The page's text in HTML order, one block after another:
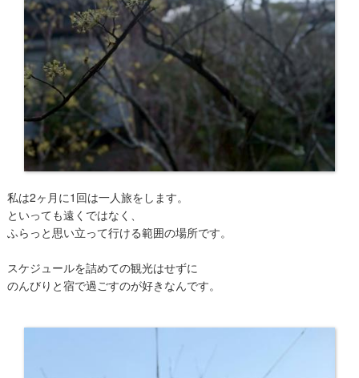
私は2ヶ月に1回は一人旅をします。
といっても遠くではなく、
ふらっと思い立って行ける範囲の場所です。
スケジュールを詰めての観光はせずに
のんびりと宿で過ごすのが好きなんです。